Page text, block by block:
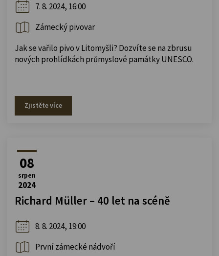
7. 8. 2024, 16:00
Zámecký pivovar
Jak se vařilo pivo v Litomyšli? Dozvíte se na zbrusu
nových prohlídkách průmyslové památky UNESCO.
Zjistěte více
08
srpen
2024
Richard Müller – 40 let na scéně
8. 8. 2024, 19:00
První zámecké nádvoří